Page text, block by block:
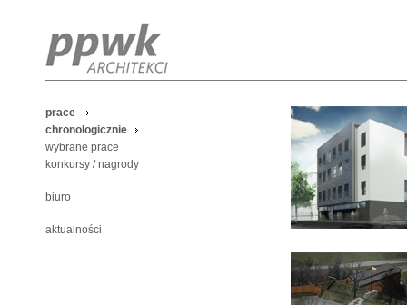
prace
chronologicznie
wybrane prace
konkursy / nagrody
biuro
aktualności